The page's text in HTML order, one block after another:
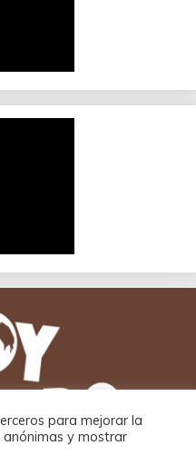
para mejorar la
y mostrar